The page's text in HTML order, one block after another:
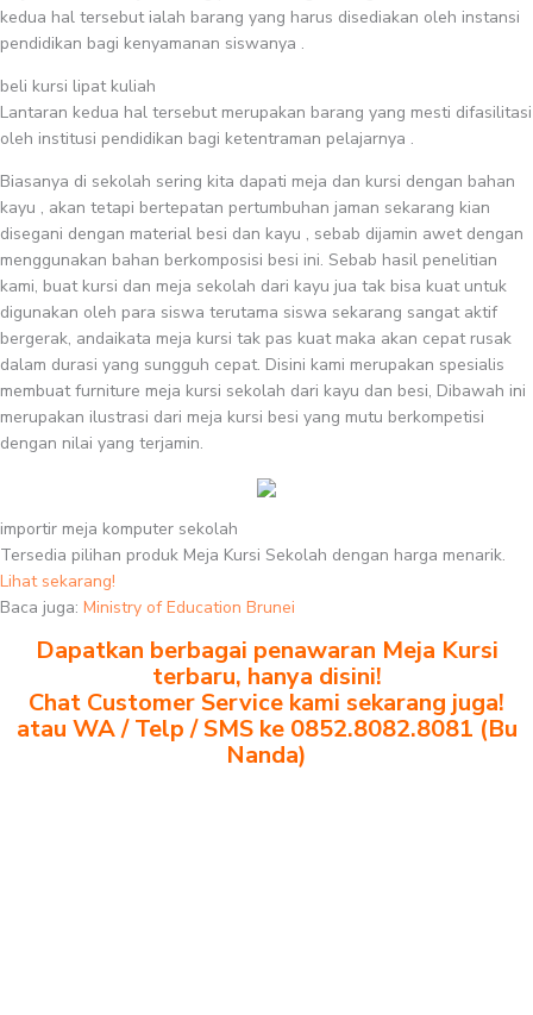
kedua hal tersebut ialah barang yang harus disediakan oleh instansi
pendidikan bagi kenyamanan siswanya .
beli kursi lipat kuliah
Lantaran kedua hal tersebut merupakan barang yang mesti difasilitasi
oleh institusi pendidikan bagi ketentraman pelajarnya .
Biasanya di sekolah sering kita dapati meja dan kursi dengan bahan
kayu , akan tetapi bertepatan pertumbuhan jaman sekarang kian
disegani dengan material besi dan kayu , sebab dijamin awet dengan
menggunakan bahan berkomposisi besi ini. Sebab hasil penelitian
kami, buat kursi dan meja sekolah dari kayu jua tak bisa kuat untuk
digunakan oleh para siswa terutama siswa sekarang sangat aktif
bergerak, andaikata meja kursi tak pas kuat maka akan cepat rusak
dalam durasi yang sungguh cepat. Disini kami merupakan spesialis
membuat furniture meja kursi sekolah dari kayu dan besi, Dibawah ini
merupakan ilustrasi dari meja kursi besi yang mutu berkompetisi
dengan nilai yang terjamin.
importir meja komputer sekolah
Tersedia pilihan produk Meja Kursi Sekolah dengan harga menarik.
Lihat sekarang!
Baca juga: Ministry of Education Brunei
Dapatkan berbagai penawaran Meja Kursi
terbaru, hanya disini!
Chat Customer Service kami sekarang juga!
atau WA / Telp / SMS ke 0852.8082.8081 (Bu
Nanda)